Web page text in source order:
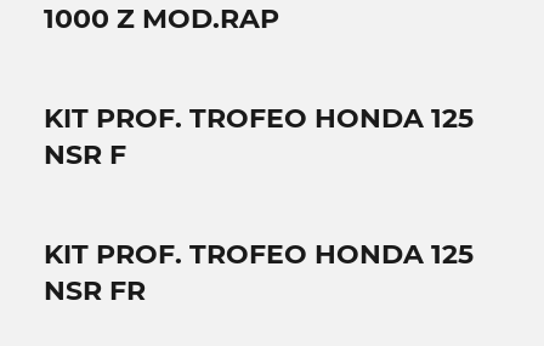
1000 Z MOD.RAP
KIT PROF. TROFEO HONDA 125
NSR F
KIT PROF. TROFEO HONDA 125
NSR FR